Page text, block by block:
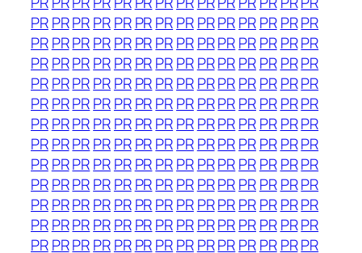
PRPRPRPRPR PRPRPRPRPRPRPR PRPR
PRPRPRPRPR PRPRPRPRPRPRPR PRPR
PRPRPRPRPR PRPRPRPRPRPRPR PRPR
PRPRPRPRPR PRPRPRPRPRPRPR PRPR
PRPRPRPRPR PRPRPRPRPRPRPR PRPR
PRPRPRPRPR PRPRPRPRPRPRPR PRPR
PRPRPRPRPR PRPRPRPRPRPRPR PRPR
PRPRPRPRPR PRPRPRPRPRPRPR PRPR
PRPRPRPRPR PRPRPRPRPRPRPR PRPR
PRPRPRPRPR PRPRPRPRPRPRPR PRPR
PRPRPRPRPR PRPRPRPRPRPRPR PRPR
PRPRPRPRPR PRPRPRPRPRPRPR PRPR